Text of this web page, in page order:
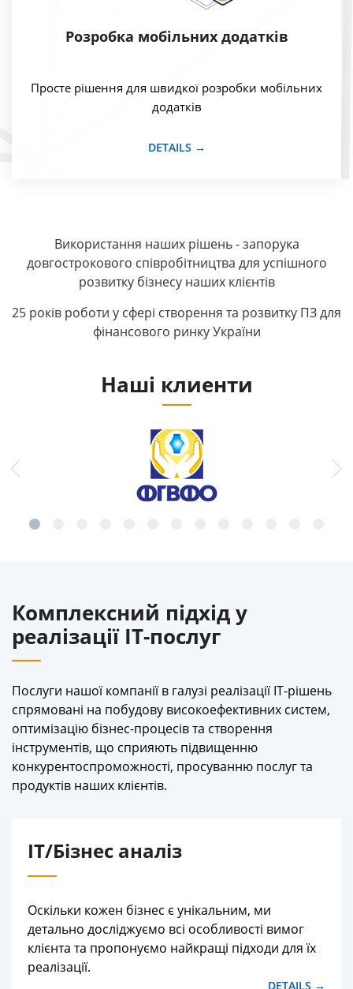
Розробка мобільних додатків
Просте рішення для швидкої розробки мобільних
додатків
DETAILS →
Використання наших рішень - запорука
довгострокового співробітництва для успішного
розвитку бізнесу наших клієнтів
25 років роботи у сфері створення та розвитку ПЗ для
фінансового ринку України
Наші клиенти
Комплексний підхід у
реалізації IT-послуг
Послуги нашої компанії в галузі реалізації IT-рішень
спрямовані на побудову високоефективних систем,
оптимізацію бізнес-процесів та створення
інструментів, що сприяють підвищенню
конкурентоспроможності, просуванню послуг та
продуктів наших клієнтів.
IT/Бізнес аналіз
Оскільки кожен бізнес є унікальним, ми
детально досліджуємо всі особливості вимог
клієнта та пропонуємо найкращі підходи для їх
реалізації.
DETAILS →